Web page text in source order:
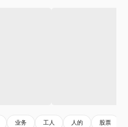
业务 工人 人的 股票